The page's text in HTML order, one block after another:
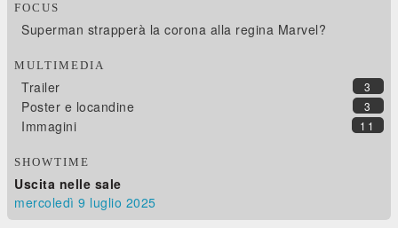
FOCUS
Superman strapperà la corona alla regina Marvel?
MULTIMEDIA
3
Trailer
3
Poster e locandine
11
Immagini
SHOWTIME
Uscita nelle sale
mercoledì 9 luglio 2025